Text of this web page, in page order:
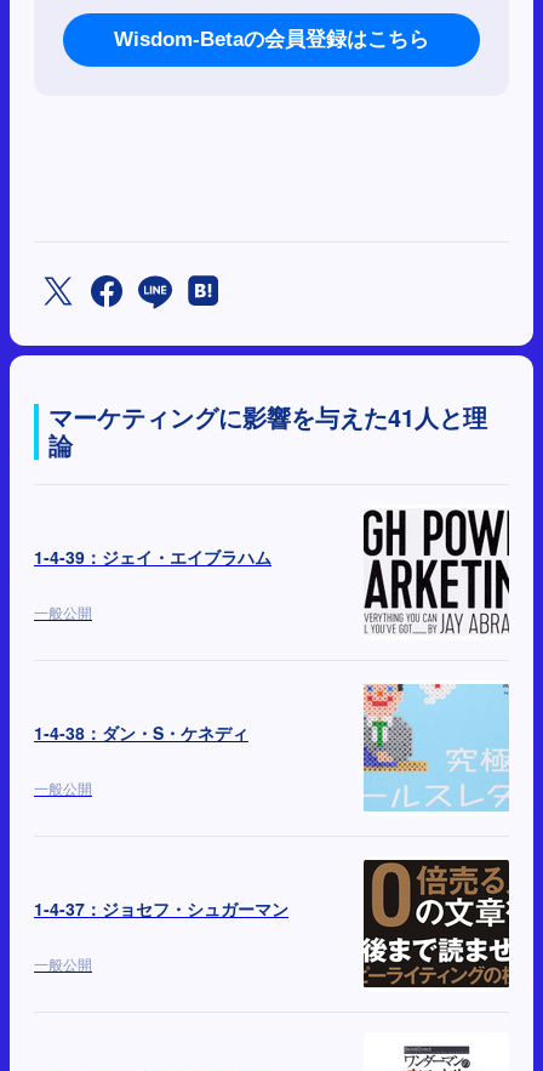
Wisdom-Betaの会員登録はこちら
マーケティングに影響を与えた41人と理
論
1-4-39：ジェイ・エイブラハム
一般公開
1-4-38：ダン・S・ケネディ
一般公開
1-4-37：ジョセフ・シュガーマン
一般公開